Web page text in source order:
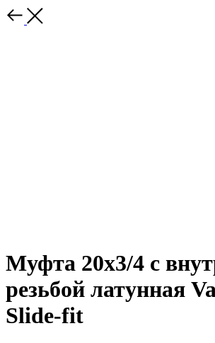
Муфта 20x3/4 с
резьбой латунная
Slide-fit